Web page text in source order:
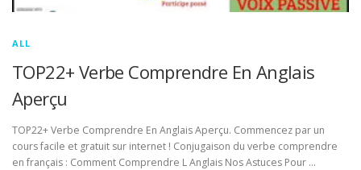
ALL
TOP22+ Verbe Comprendre En Anglais
Aperçu
TOP22+ Verbe Comprendre En Anglais Aperçu. Commencez par un
cours facile et gratuit sur internet ! Conjugaison du verbe comprendre
en français : Comment Comprendre L Anglais Nos Astuces Pour …